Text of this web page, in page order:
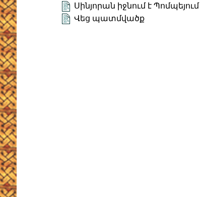
Սինյորան իջնում է Պոմպեյում
Վեց պատմվածք